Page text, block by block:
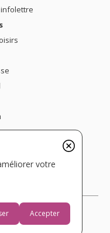
K
votre
Accepter